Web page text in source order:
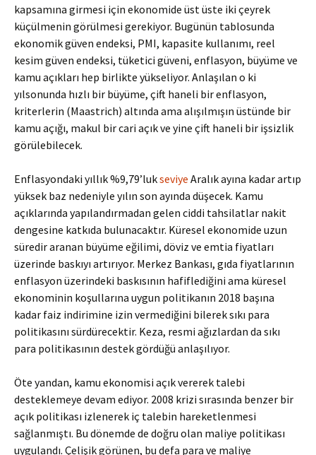
kapsamına girmesi için ekonomide üst üste iki çeyrek
küçülmenin görülmesi gerekiyor. Bugünün tablosunda
ekonomik güven endeksi, PMI, kapasite kullanımı, reel
kesim güven endeksi, tüketici güveni, enflasyon, büyüme ve
kamu açıkları hep birlikte yükseliyor. Anlaşılan o ki
yılsonunda hızlı bir büyüme, çift haneli bir enflasyon,
kriterlerin (Maastrich) altında ama alışılmışın üstünde bir
kamu açığı, makul bir cari açık ve yine çift haneli bir işsizlik
görülebilecek.
Enflasyondaki yıllık %9,79’lukseviye Aralık ayına kadar artıp
yüksek baz nedeniyle yılın son ayında düşecek. Kamu
açıklarında yapılandırmadan gelen ciddi tahsilatlar nakit
dengesine katkıda bulunacaktır. Küresel ekonomide uzun
süredir aranan büyüme eğilimi, döviz ve emtia fiyatları
üzerinde baskıyı artırıyor. Merkez Bankası, gıda fiyatlarının
enflasyon üzerindeki baskısının hafiflediğini ama küresel
ekonominin koşullarına uygun politikanın 2018 başına
kadar faiz indirimine izin vermediğini bilerek sıkı para
politikasını sürdürecektir. Keza, resmi ağızlardan da sıkı
para politikasının destek gördüğü anlaşılıyor.
Öte yandan, kamu ekonomisi açık vererek talebi
desteklemeye devam ediyor. 2008 krizi sırasında benzer bir
açık politikası izlenerek iç talebin hareketlenmesi
sağlanmıştı. Bu dönemde de doğru olan maliye politikası
uygulandı. Çelişik görünen, bu defa para ve maliye